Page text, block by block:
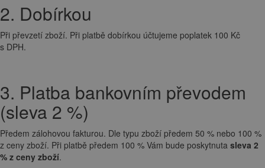
2. Dobírkou
Při převzetí zboží. Při platbě dobírkou účtujeme poplatek 100 Kč
s DPH.
3. Platba bankovním převodem
(sleva 2 %)
Předem zálohovou fakturou. Dle typu zboží předem 50 % nebo 100 %
z ceny zboží. Při platbě předem 100 % Vám bude poskytnuta sleva 2
% z ceny zboží.